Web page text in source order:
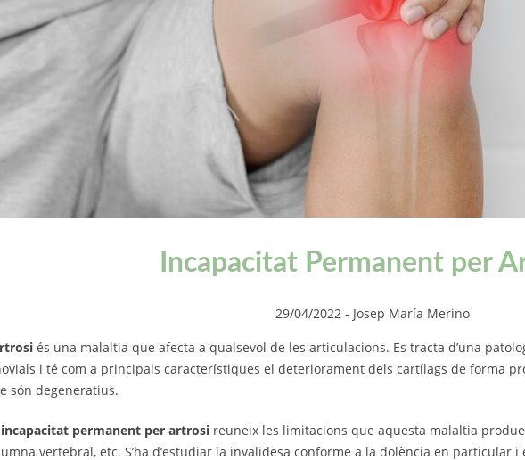
Incapacitat Permanent per
29/04/2022 - Josep María Merino
és una malaltia que afecta a qualsevol de les articulacions. Es tracta d’una
i té com a principals característiques el deteriorament dels cartílags de forma
són degeneratius.
incapacitat permanent per artrosi reuneix les limitacions que aquesta malaltia
vertebral, etc. S’ha d’estudiar la invalidesa conforme a la dolència en particular i